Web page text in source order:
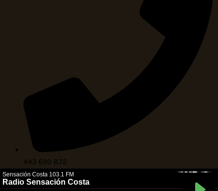
443 690 872
Copyright © Radio Sensación Costa